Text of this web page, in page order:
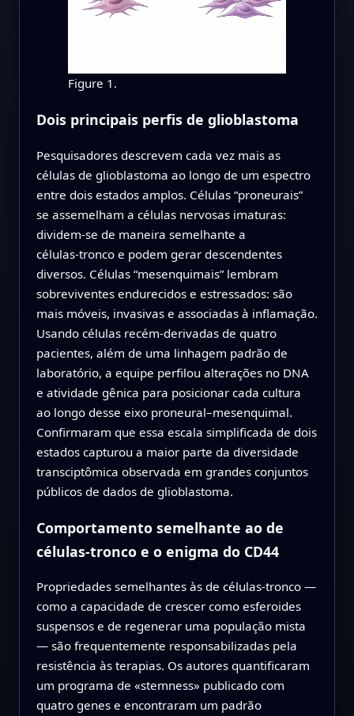
Figure 1.
Dois principais perfis de glioblastoma
Pesquisadores descrevem cada vez mais as
células de glioblastoma ao longo de um espectro
entre dois estados amplos. Células “proneurais”
se assemelham a células nervosas imaturas:
dividem‑se de maneira semelhante a
células‑tronco e podem gerar descendentes
diversos. Células “mesenquimais” lembram
sobreviventes endurecidos e estressados: são
mais móveis, invasivas e associadas à inflamação.
Usando células recém‑derivadas de quatro
pacientes, além de uma linhagem padrão de
laboratório, a equipe perfilou alterações no DNA
e atividade gênica para posicionar cada cultura
ao longo desse eixo proneural–mesenquimal.
Confirmaram que essa escala simplificada de dois
estados capturou a maior parte da diversidade
transciptômica observada em grandes conjuntos
públicos de dados de glioblastoma.
Comportamento semelhante ao de
células‑tronco e o enigma do CD44
Propriedades semelhantes às de células‑tronco —
como a capacidade de crescer como esferoides
suspensos e de regenerar uma população mista
— são frequentemente responsabilizadas pela
resistência às terapias. Os autores quantificaram
um programa de «stemness» publicado com
quatro genes e encontraram um padrão